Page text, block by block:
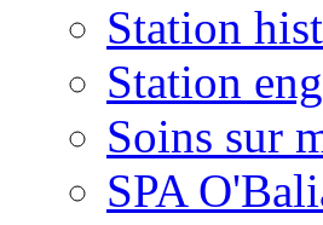
Station
Station
Soins sur
SPA